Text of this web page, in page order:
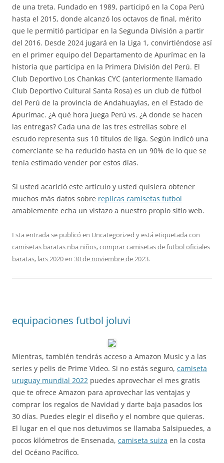
de una treta. Fundado en 1989, participó en la Copa Perú
hasta el 2015, donde alcanzó los octavos de final, mérito
que le permitió participar en la Segunda División a partir
del 2016. Desde 2024 jugará en la Liga 1, convirtiéndose así
en el primer equipo del Departamento de Apurímac en la
historia que participa en la Primera División del Perú. El
Club Deportivo Los Chankas CYC (anteriormente llamado
Club Deportivo Cultural Santa Rosa) es un club de fútbol
del Perú de la provincia de Andahuaylas, en el Estado de
Apurímac. ¿A qué hora juega Perú vs. ¿A donde se hacen
las entregas? Cada una de las tres estrellas sobre el
escudo representa sus 10 títulos de liga. Según indicó una
comerciante se ha reducido hasta en un 90% de lo que se
tenía estimado vender por estos días.
Si usted acarició este artículo y usted quisiera obtener
muchos más datos sobre replicas camisetas futbol
amablemente echa un vistazo a nuestro propio sitio web.
Esta entrada se publicó en Uncategorized y está etiquetada con
camisetas baratas nba niños,comprar camisetas de futbol oficiales
baratas, lars 2020en 30 de noviembre de 2023.
equipaciones futbol joluvi
Mientras, también tendrás acceso a Amazon Music y a las
series y pelis de Prime Video. Si no estás seguro, camiseta
uruguay mundial 2022 puedes aprovechar el mes gratis
que te ofrece Amazon para aprovechar las ventajas y
comprar los regalos de Navidad y darte baja pasados los
30 días. Puedes elegir el diseño y el nombre que quieras.
El lugar en el que nos detuvimos se llamaba Salsipuedes, a
pocos kilómetros de Ensenada, camiseta suiza en la costa
del Océano Pacífico.